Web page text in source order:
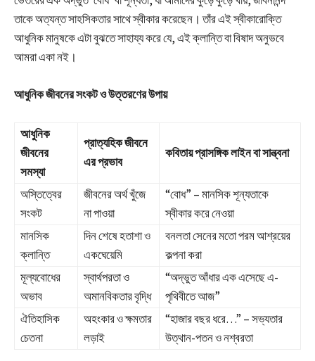
তাকে অত্যন্ত সাহসিকতার সাথে স্বীকার করেছেন। তাঁর এই স্বীকারোক্তি
আধুনিক মানুষকে এটা বুঝতে সাহায্য করে যে, এই ক্লান্তি বা বিষাদ অনুভবে
আমরা একা নই।
আধুনিক জীবনের সংকট ও উত্তরণের উপায়
আধুনিক
জীবনের
সমস্যা
প্রাত্যহিক জীবনে
এর প্রভাব
কবিতায় প্রাসঙ্গিক লাইন বা সান্ত্বনা
অস্তিত্বের
সংকট
জীবনের অর্থ খুঁজে
না পাওয়া
“বোধ” – মানসিক শূন্যতাকে
স্বীকার করে নেওয়া
মানসিক
ক্লান্তি
দিন শেষে হতাশা ও
একঘেয়েমি
বনলতা সেনের মতো পরম আশ্রয়ের
কল্পনা করা
মূল্যবোধের
অভাব
স্বার্থপরতা ও
অমানবিকতার বৃদ্ধি
“অদ্ভুত আঁধার এক এসেছে এ-
পৃথিবীতে আজ”
ঐতিহাসিক
চেতনা
অহংকার ও ক্ষমতার
লড়াই
“হাজার বছর ধরে…” – সভ্যতার
উত্থান-পতন ও নশ্বরতা